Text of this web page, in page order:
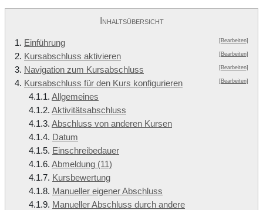
Inhaltsübersicht
1. Einführung [Bearbeiten]
2. Kursabschluss aktivieren [Bearbeiten]
3. Navigation zum Kursabschluss [Bearbeiten]
4. Kursabschluss für den Kurs konfigurieren [Bearbeiten]
4.1.1. Allgemeines
4.1.2. Aktivitätsabschluss
4.1.3. Abschluss von anderen Kursen
4.1.4. Datum
4.1.5. Einschreibedauer
4.1.6. Abmeldung (11)
4.1.7. Kursbewertung
4.1.8. Manueller eigener Abschluss
4.1.9. Manueller Abschluss durch andere